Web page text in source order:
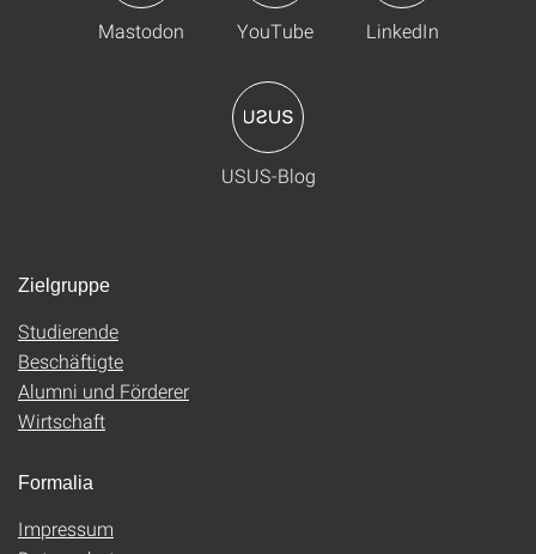
Mastodon YouTube LinkedIn
USUS-Blog
Zielgruppe
Studierende
Beschäftigte
Alumni und Förderer
Wirtschaft
Formalia
Impressum